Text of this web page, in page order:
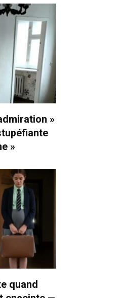
»
»
quand